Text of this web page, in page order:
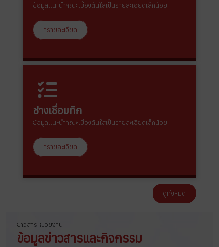
ข้อมูลแนะนำคณะเบื้องต้นใส่เป็นรายละเอียดเล็กน้อย
ดูรายละเอียด
ช่างเชื่อมทิก
ข้อมูลแนะนำคณะเบื้องต้นใส่เป็นรายละเอียดเล็กน้อย
ดูรายละเอียด
ดูทั้งหมด
ข่าวสารหน่วยงาน
ข้อมูลข่าวสารและกิจกรรม